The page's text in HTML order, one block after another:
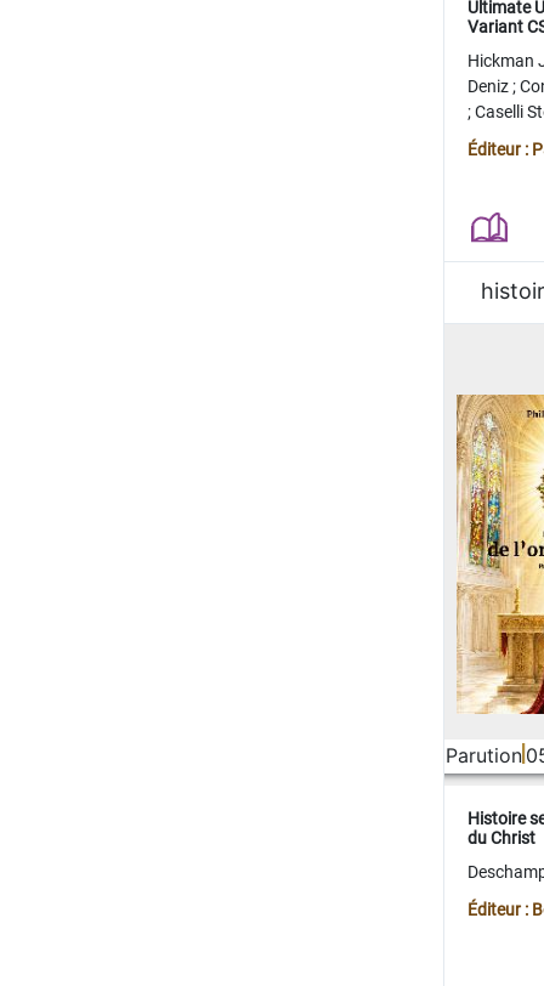
Ultimate
Variant
Hickman
Deniz;
;Caselli
Juan
Éditeur :
Parution
Histoire
du Christ
Éditeur :